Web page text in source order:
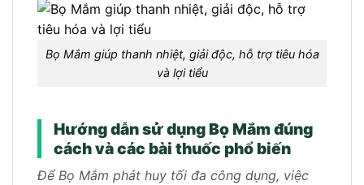
Bọ Mắm giúp thanh nhiệt, giải độc, hỗ trợ tiêu hóa
và lợi tiểu
Hướng dẫn sử dụng Bọ Mắm đúng
cách và các bài thuốc phổ biến
Để Bọ Mắm phát huy tối đa công dụng, việc